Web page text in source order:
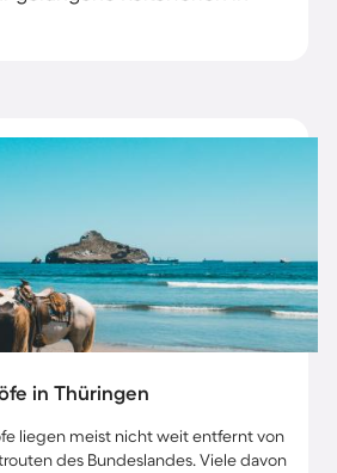
in Thüringen
liegen meist nicht weit entfernt von
des Bundeslandes. Viele davon